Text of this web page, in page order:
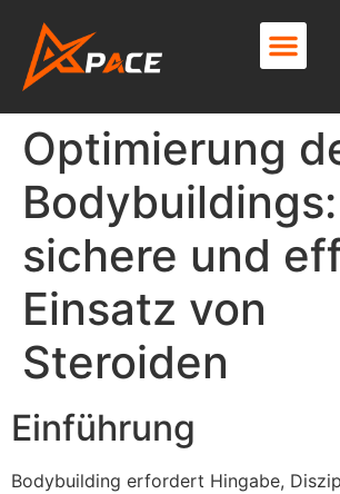
Optimierung
sichere und
Einsatz von
Steroiden
Einführung
Bodybuilding erfordert Hingabe,